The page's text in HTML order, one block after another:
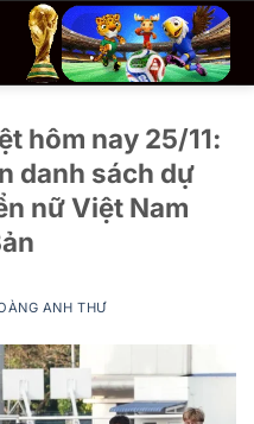
hôm nay 25/11:
danh sách dự
nữ Việt Nam
ANH THƯ